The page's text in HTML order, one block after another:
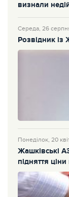
визнали
Середа, 26
Розвідник із
Понеділок, 20
Жашківські
підняття